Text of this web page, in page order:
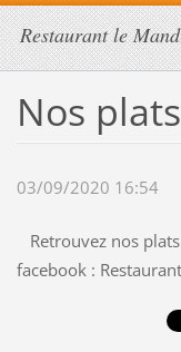
Restaurant le
Nos
03/09/2020 16:54
Retrouvez nos
facebook :